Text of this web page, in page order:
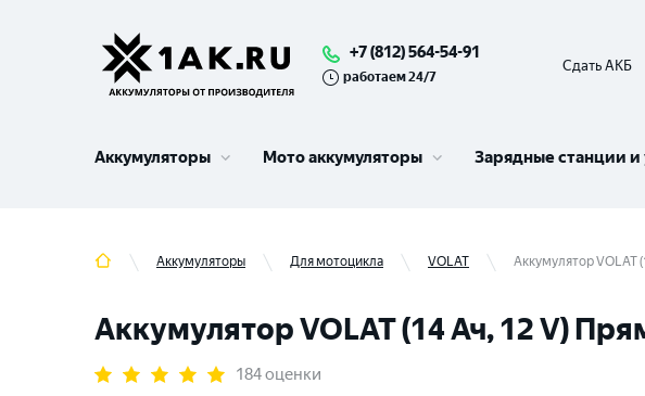
+7 (812) 564-54-91
работаем 24/7
Сдать АКБ
Аккумуляторы Мото аккумуляторы Зарядные станции и
Аккумуляторы Для мотоцикла VOLAT Аккумулятор VOLAT
Аккумулятор VOLAT (14 Ач, 12 V)
184 оценки